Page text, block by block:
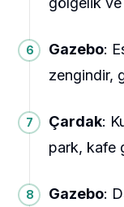
Gazebo:
zengindir,
Çardak:
park, kafe
Gazebo: